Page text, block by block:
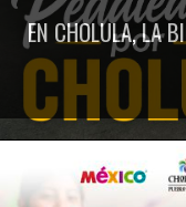
EN CHOLULA, LA